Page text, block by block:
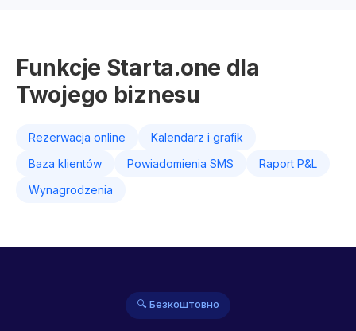
Funkcje Starta.one dla
Twojego biznesu
Rezerwacja online
Kalendarz i grafik
Baza klientów
Powiadomienia SMS
Raport P&L
Wynagrodzenia
🔍 Безкоштовно